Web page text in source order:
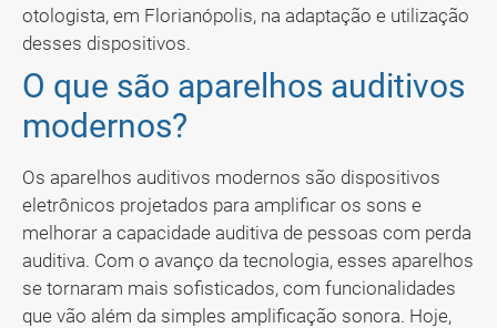
otologista, em Florianópolis, na adaptação e utilização
desses dispositivos.
O que são aparelhos auditivos
modernos?
Os aparelhos auditivos modernos são dispositivos
eletrônicos projetados para amplificar os sons e
melhorar a capacidade auditiva de pessoas com perda
auditiva. Com o avanço da tecnologia, esses aparelhos
se tornaram mais sofisticados, com funcionalidades
que vão além da simples amplificação sonora. Hoje,